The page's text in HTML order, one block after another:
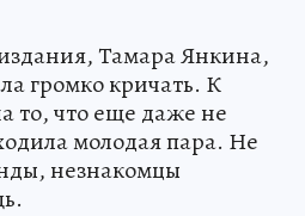
Тамара Янкина,
громко кричать. К
то, что еще даже не
молодая пара. Не
незнакомцы